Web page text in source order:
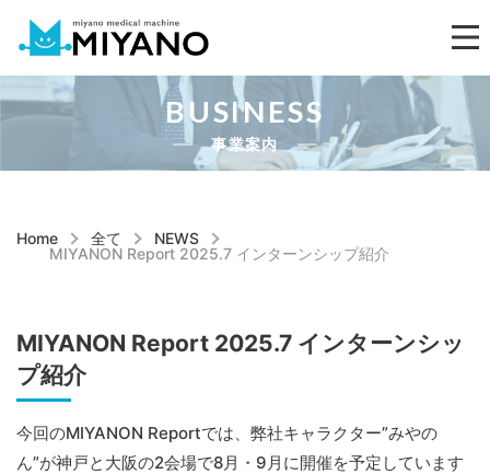
BUSINESS
事業案内
Home 全て
NEWS
MIYANON Report 2025.7 インターンシップ紹介
MIYANON Report 2025.7 インターンシッ
プ紹介
今回のMIYANON Reportでは、弊社キャラクター”みやの
ん”が神戸と大阪の2会場で8月・9月に開催を予定しています